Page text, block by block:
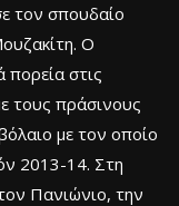
τον σπουδαίο
Ο
στις
τους πράσινους
με τον οποίο
2013-14. Στη
Πανιώνιο, την